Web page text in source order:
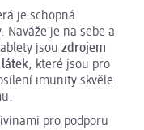
je schopná
Naváže je na sebe a
jsou zdrojem
, které jsou pro
imunity skvěle
pro podporu